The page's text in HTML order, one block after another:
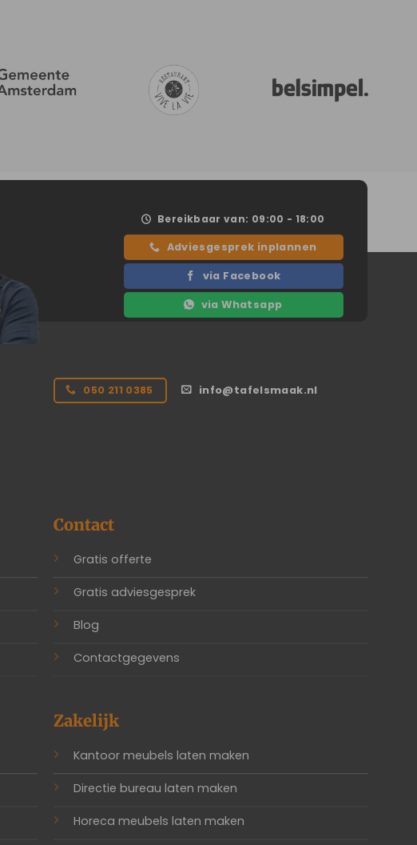
Bereikbaar van: 09:00 - 18:00
Adviesgesprek inplannen
via Facebook
via Whatsapp
050 211 0385 info@tafelsmaak.nl
Contact
Gratis offerte
Gratis adviesgesprek
Blog
Contactgegevens
Zakelijk
Kantoor meubels laten maken
Directie bureau laten maken
Horeca meubels laten maken